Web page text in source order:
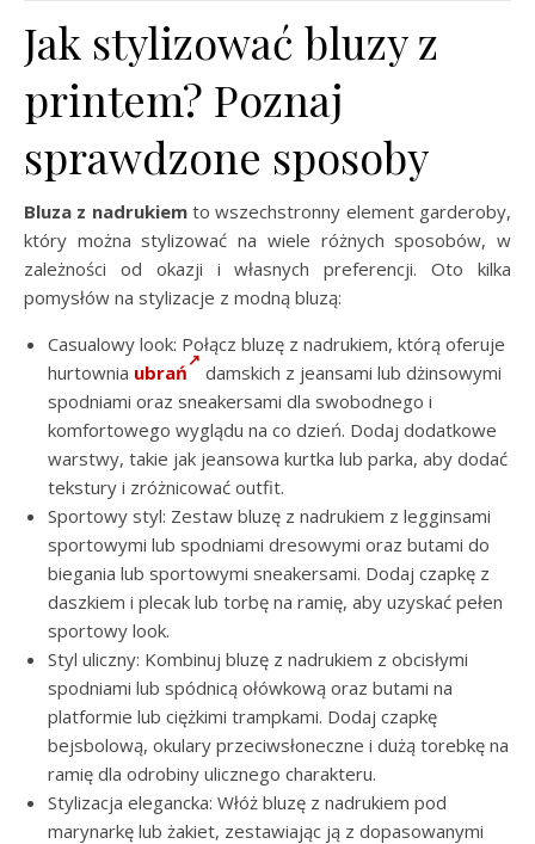
Jak stylizować bluzy z
printem? Poznaj
sprawdzone sposoby
Bluza z nadrukiemto wszechstronny element garderoby,
który można stylizować na wiele różnych sposobów, w
zależności od okazji i własnych preferencji. Oto kilka
pomysłów na stylizacje z modną bluzą:
Casualowy look: Połącz bluzę z nadrukiem, którą oferuje
hurtownia ubrań
damskich z jeansami lub dżinsowymi
spodniami oraz sneakersami dla swobodnego i
komfortowego wyglądu na co dzień. Dodaj dodatkowe
warstwy, takie jak jeansowa kurtka lub parka, aby dodać
tekstury i zróżnicować outfit.
Sportowy styl: Zestaw bluzę z nadrukiem z legginsami
sportowymi lub spodniami dresowymi oraz butami do
biegania lub sportowymi sneakersami. Dodaj czapkę z
daszkiem i plecak lub torbę na ramię, aby uzyskać pełen
sportowy look.
Styl uliczny: Kombinuj bluzę z nadrukiem z obcisłymi
spodniami lub spódnicą ołówkową oraz butami na
platformie lub ciężkimi trampkami. Dodaj czapkę
bejsbolową, okulary przeciwsłoneczne i dużą torebkę na
ramię dla odrobiny ulicznego charakteru.
Stylizacja elegancka: Włóż bluzę z nadrukiem pod
marynarkę lub żakiet, zestawiając ją z dopasowanymi